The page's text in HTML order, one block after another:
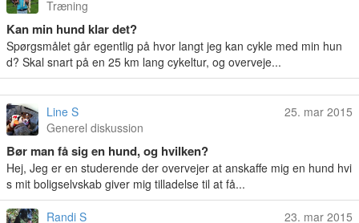
Træning
Kan min hund klar det?
Spørgsmålet går egentlig på hvor langt jeg kan cykle med min hun
d? Skal snart på en 25 km lang cykeltur, og overveje...
Line S
Generel diskussion
25. mar 2015
Bør man få sig en hund, og hvilken?
Hej, Jeg er en studerende der overvejer at anskaffe mig en hund hvi
s mit boligselvskab giver mig tilladelse til at få...
Randi S
23. mar 2015